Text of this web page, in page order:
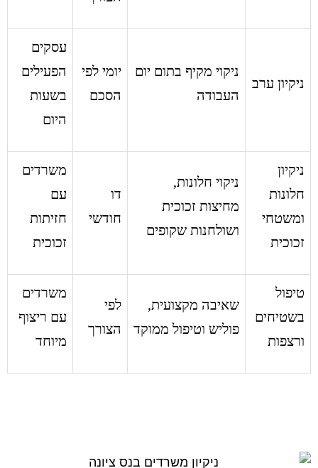
ניקיון ערב
ניקוי מקיף בתום יום
העבודה
יומי לפי
הסכם
עסקים
הפעילים
בשעות
היום
ניקיון
חלונות
ומשטחי
זכוכית
ניקוי חלונות,
מחיצות זכוכית
ושולחנות שקופים
דו
חודשי
משרדים
עם
חזיתות
זכוכית
טיפול
בשטיחים
ורצפות
שאיבה מקצועית,
פוליש וטיפול ממוקד
לפי
הצורך
משרדים
עם ריצוף
מיוחד